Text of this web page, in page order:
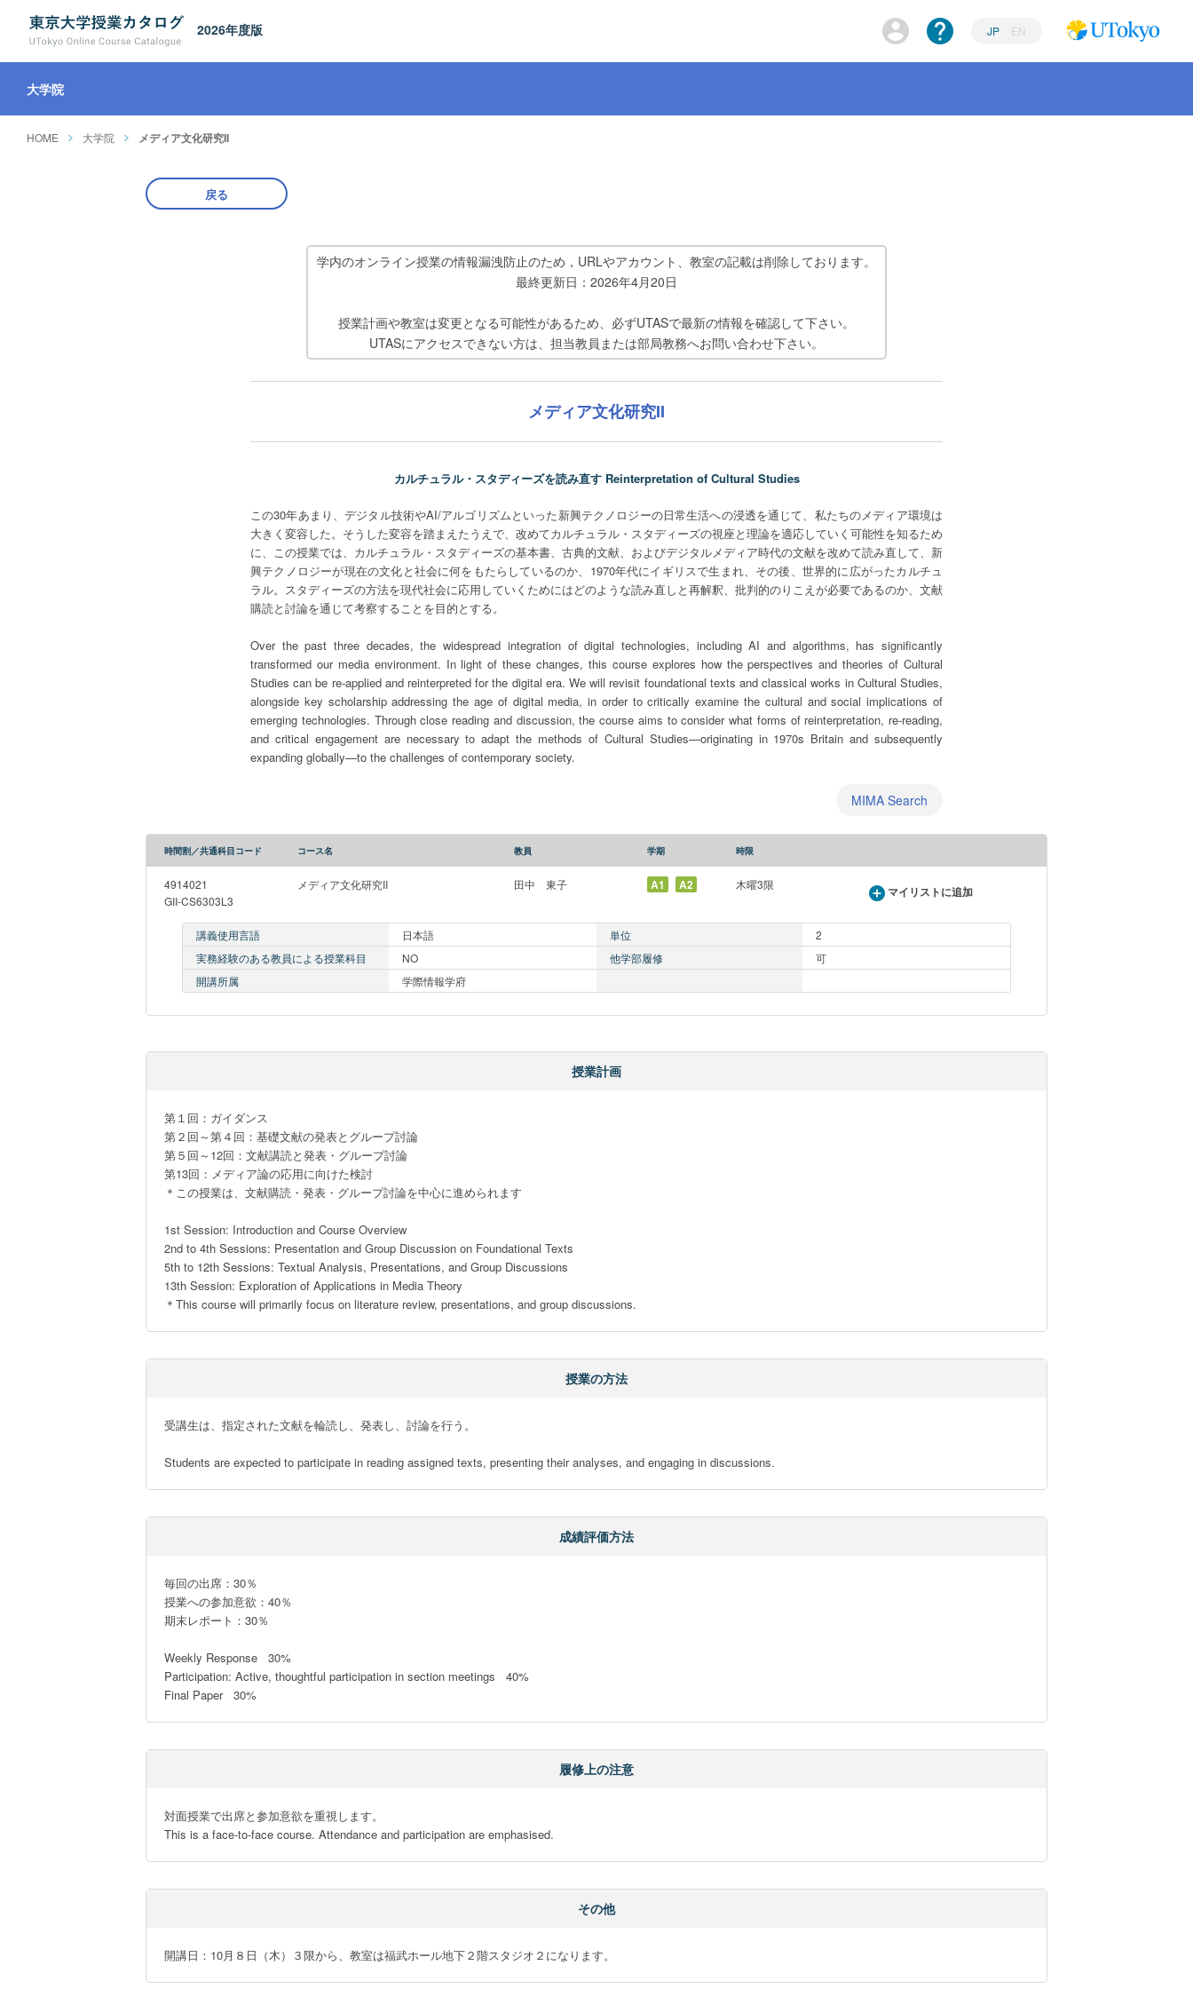
2026年度版 JP EN
大学院
HOME 大学院 メディア文化研究II
戻る
学内のオンライン授業の情報漏洩防止のため，URLやアカウント、教室の記載は削除しております。
最終更新日：2026年4月20日
授業計画や教室は変更となる可能性があるため、必ずUTASで最新の情報を確認して下さい。
UTASにアクセスできない方は、担当教員または部局教務へお問い合わせ下さい。
メディア文化研究II
カルチュラル・スタディーズを読み直す Reinterpretation of Cultural Studies
この30年あまり、デジタル技術やAI/アルゴリズムといった新興テクノロジーの日常生活への浸透を通じて、私たちのメディア環境は
大きく変容した。そうした変容を踏まえたうえで、改めてカルチュラル・スタディーズの視座と理論を適応していく可能性を知るため
に、この授業では、カルチュラル・スタディーズの基本書、古典的文献、およびデジタルメディア時代の文献を改めて読み直して、新
興テクノロジーが現在の文化と社会に何をもたらしているのか、1970年代にイギリスで生まれ、その後、世界的に広がったカルチュ
ラル。スタディーズの方法を現代社会に応用していくためにはどのような読み直しと再解釈、批判的のりこえが必要であるのか、文献
購読と討論を通じて考察することを目的とする。
Over the past three decades, the widespread integration of digital technologies, including AI and algorithms, has significantly
transformed our media environment. In light of these changes, this course explores how the perspectives and theories of Cultural
Studies can be re-applied and reinterpreted for the digital era. We will revisit foundational texts and classical works in Cultural Studies,
alongside key scholarship addressing the age of digital media, in order to critically examine the cultural and social implications of
emerging technologies. Through close reading and discussion, the course aims to consider what forms of reinterpretation, re-reading,
and critical engagement are necessary to adapt the methods of Cultural Studies—originating in 1970s Britain and subsequently
expanding globally—to the challenges of contemporary society.
MIMA Search
時間割／共通科目コード コース名 教員 学期 時限
4914021
GII-CS6303L3
メディア文化研究II 田中 東子 A1 A2 木曜3限 マイリストに追加
講義使用言語 日本語 単位
2
実務経験のある教員による授業科目
NO 他学部履修
可
開講所属
学際情報学府
授業計画
第１回：ガイダンス
第２回～第４回：基礎文献の発表とグループ討論
第５回～12回：文献講読と発表・グループ討論
第13回：メディア論の応用に向けた検討
＊この授業は、文献購読・発表・グループ討論を中心に進められます
1st Session: Introduction and Course Overview
2nd to 4th Sessions: Presentation and Group Discussion on Foundational Texts
5th to 12th Sessions: Textual Analysis, Presentations, and Group Discussions
13th Session: Exploration of Applications in Media Theory
＊This course will primarily focus on literature review, presentations, and group discussions.
授業の方法
受講生は、指定された文献を輪読し、発表し、討論を行う。
Students are expected to participate in reading assigned texts, presenting their analyses, and engaging in discussions.
成績評価方法
毎回の出席：30％
授業への参加意欲：40％
期末レポート：30％
Weekly Response   30%
Participation: Active, thoughtful participation in section meetings   40%
Final Paper   30%
履修上の注意
対面授業で出席と参加意欲を重視します。
This is a face-to-face course. Attendance and participation are emphasised.
その他
開講日：10月８日（木）３限から、教室は福武ホール地下２階スタジオ２になります。